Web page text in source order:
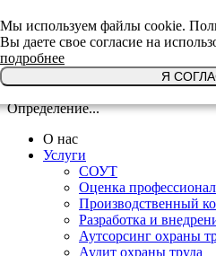
Определение...
О нас
Услуги
СОУТ
Оценка
Производственный
Разработка и
Аутсорсинг охраны
Аудит охраны труда
Мы используем файлы cookie.
Вы даете свое согласие на
подробнее
Я